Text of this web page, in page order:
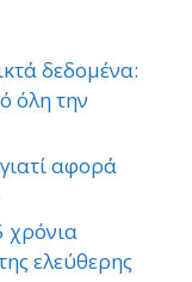
δεδομένα:
όλη την
αφορά
χρόνια
ελεύθερης